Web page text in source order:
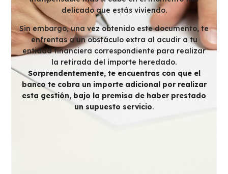
delicado que estás viviendo.
Sin embargo, una vez obtenido este documento, te
enfrentas a un obstáculo extra al acudir a tu
entidad financiera correspondiente para realizar
la retirada del importe heredado.
Sorprendentemente, te encuentras con que el
banco te cobra un importe adicional por realizar
esta gestión, bajo la premisa de haber prestado
un supuesto servicio.